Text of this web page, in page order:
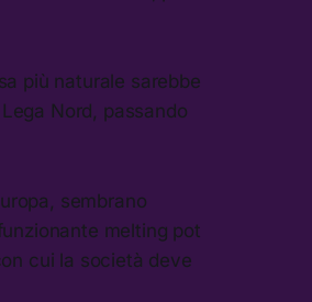
più naturale sarebbe
Nord, passando
sembrano
melting pot
cui la società deve